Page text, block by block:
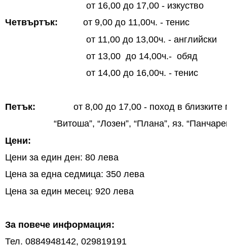
от 16,00 до 17,00 - изкуство
Четвъртък: от 9,00 до 11,00ч. - тенис
от 11,00 до 13,00ч. - английски
от 13,00 до 14,00ч.- обяд
от 14,00 до 16,00ч. - тенис
Петък: от 8,00 до 17,00 - поход в близките
“Витоша”, “Лозен”, “Плана”, яз.
Цени:
Цени за един ден: 80 лева
Цена за една седмица: 350 лева
Цена за един месец: 920 лева
За повече информация:
Тел. 0884948142, 029819191